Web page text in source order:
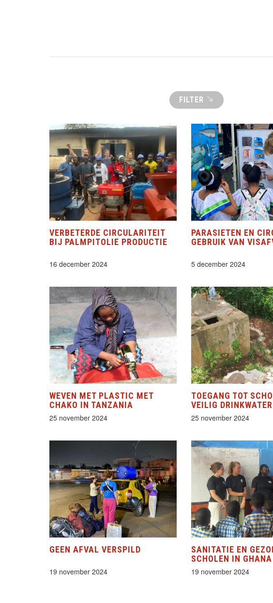
FILTER
VERBETERDE CIRCULARITEIT
BIJ PALMPITOLIE PRODUCTIE
16 december 2024
PARASIETEN EN
GEBRUIK VAN
5 december 2024
WEVEN MET PLASTIC MET
CHAKO IN TANZANIA
25 november 2024
TOEGANG TOT
VEILIG DRINKWATER
25 november 2024
GEEN AFVAL VERSPILD
19 november 2024
SANITATIE EN
SCHOLEN IN GHANA
19 november 2024